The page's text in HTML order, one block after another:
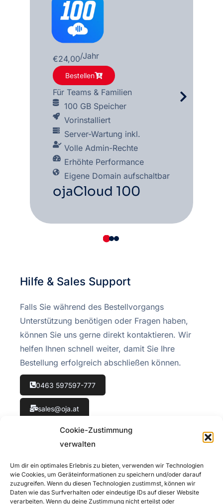
Cookie-Zustimmung
verwalten
Um dir ein optimales Erlebnis zu bieten, verwenden wir Technologien
wie Cookies, um Geräteinformationen zu speichern und/oder darauf
zuzugreifen. Wenn du diesen Technologien zustimmst, können wir
Daten wie das Surfverhalten oder eindeutige IDs auf dieser Website
verarbeiten. Wenn du deine Zustimmung nicht erteilst oder
€24,00/Jahr
Bestellen
Für Teams & Familien
100 GB Speicher
Vorinstalliert
Server-Wartung inkl.
Volle Admin-Rechte
Erhöhte Performance
Eigene Domain aufschaltbar
ojaCloud 100
Hilfe & Sales Support
Falls Sie während des Bestellvorgangs
Unterstützung benötigen oder Fragen haben,
können Sie uns gerne direkt kontaktieren. Wir
helfen Ihnen schnell weiter, damit Sie Ihre
Bestellung erfolgreich abschließen können.
0463 597597-777
sales@oja.at
Rückrufservice
Rückruf-Service. Sie möchten, dass wir Sie